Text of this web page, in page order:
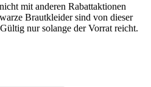
mit anderen Rabattaktionen
Brautkleider sind von dieser
nur solange der Vorrat reicht.